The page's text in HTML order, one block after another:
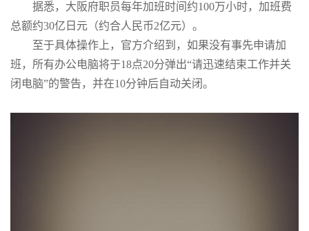
据悉，大阪府职员每年加班时间约100万小时，加班费
总额约30亿日元（约合人民币2亿元）。
至于具体操作上，官方介绍到，如果没有事先申请加
班，所有办公电脑将于18点20分弹出“请迅速结束工作并关
闭电脑”的警告，并在10分钟后自动关闭。